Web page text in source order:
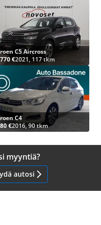
C5 Aircross
€2021, 117 tkm
C4
€2016, 90 tkm
myyntiä?
autosi